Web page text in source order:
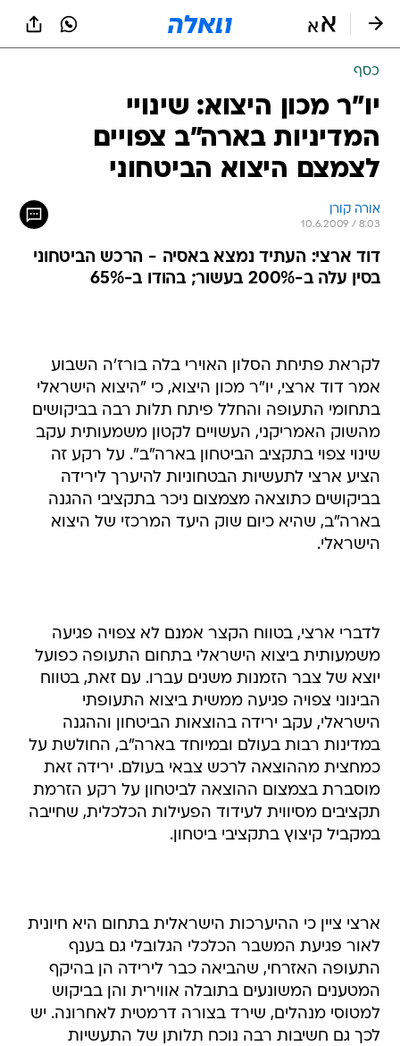
כסף
יו"ר מכון היצוא: שינויי
המדיניות בארה"ב צפויים
לצמצם היצוא הביטחוני
אורה קורן
10.6.2009 / 8:03
דוד ארצי: העתיד נמצא באסיה - הרכש הביטחוני
בסין עלה ב-200% בעשור; בהודו ב-65%
לקראת פתיחת הסלון האוירי בלה בורז'ה השבוע
אמר דוד ארצי, יו"ר מכון היצוא, כי "היצוא הישראלי
בתחומי התעופה והחלל פיתח תלות רבה בביקושים
מהשוק האמריקני, העשויים לקטון משמעותית עקב
שינוי צפוי בתקציב הביטחון בארה"ב". על רקע זה
הציע ארצי לתעשיות הבטחוניות להיערך לירידה
בביקושים כתוצאה מצמצום ניכר בתקציבי ההגנה
בארה"ב, שהיא כיום שוק היעד המרכזי של היצוא
הישראלי.
לדברי ארצי, בטווח הקצר אמנם לא צפויה פגיעה
משמעותית ביצוא הישראלי בתחום התעופה כפועל
יוצא של צבר הזמנות משנים עברו. עם זאת, בטווח
הבינוני צפויה פגיעה ממשית ביצוא התעופתי
הישראלי, עקב ירידה בהוצאות הביטחון וההגנה
במדינות רבות בעולם ובמיוחד בארה"ב, החולשת על
כמחצית מההוצאה לרכש צבאי בעולם. ירידה זאת
מוסברת בצמצום ההוצאה לביטחון על רקע הזרמת
תקציבים מסיווית לעידוד הפעילות הכלכלית, שחייבה
במקביל קיצוץ בתקציבי ביטחון.
ארצי ציין כי ההיערכות הישראלית בתחום היא חיונית
לאור פגיעת המשבר הכלכלי הגלובלי גם בענף
התעופה האזרחי, שהביאה כבר לירידה הן בהיקף
המטענים המשונעים בתובלה אווירית והן בביקוש
למטוסי מנהלים, שירד בצורה דרמטית לאחרונה. יש
לכך גם חשיבות רבה נוכח תלותן של התעשיות